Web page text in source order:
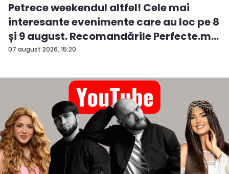
07 august 2026, 15:20
Petrece weekendul altfel! Cele mai
interesante evenimente care au loc pe 8
și 9 august. Recomandările Perfecte.m...